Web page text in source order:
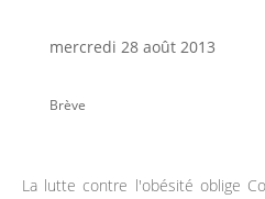
mercredi 28 août 2013
Brève
La lutte contre l'obésité oblige